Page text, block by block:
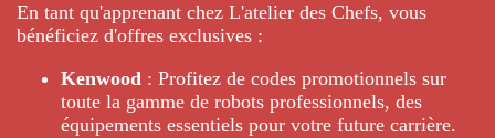
En tant qu'apprenant chez L'atelier des Chefs, vous
bénéficiez d'offres exclusives :
Kenwood : Profitez de codes promotionnels sur
toute la gamme de robots professionnels, des
équipements essentiels pour votre future carrière.